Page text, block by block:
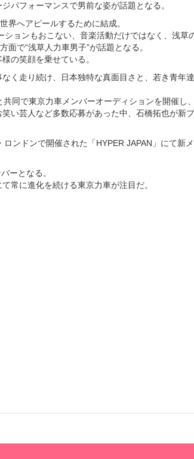
パフォーマンスで男前な姿が話題となる。
界へアピールするために結成。
ョンもおこない、音楽活動だけではなく、浅草
で“浅草人力車男子”が話題となる。
の笑顔を乗せている。
く走り続け、日本独特な真面目さと、若き青年達
同で東京力車メンバーオーディションを開催し、
い芸人など多数応募があった中、石橋拓也が新プ
ンドンで開催された「HYPER JAPAN」にて新メ
ーとなる。
常に進化を続ける東京力車が注目だ。